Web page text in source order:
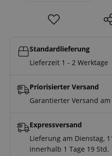
Standardlieferung
Lieferzeit 1 - 2 Werktage
Priorisierter Versand
Garantierter Versand am
Expressversand
Lieferung am Dienstag,
innerhalb 1 Tage 19 Std.